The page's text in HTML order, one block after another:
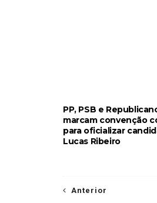
PP, PSB e
marcam convenção
para oficializar
Lucas Ribeiro
Anterior